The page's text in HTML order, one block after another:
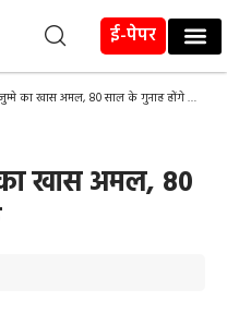
ई-पेपर
का खास अमल, 80 साल के गुनाह होंगे माफ
खास अमल, 80